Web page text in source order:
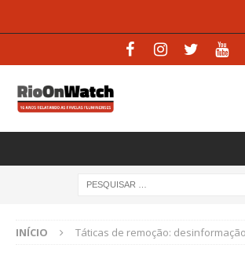
INÍCIO Táticas de remoção: desinformação